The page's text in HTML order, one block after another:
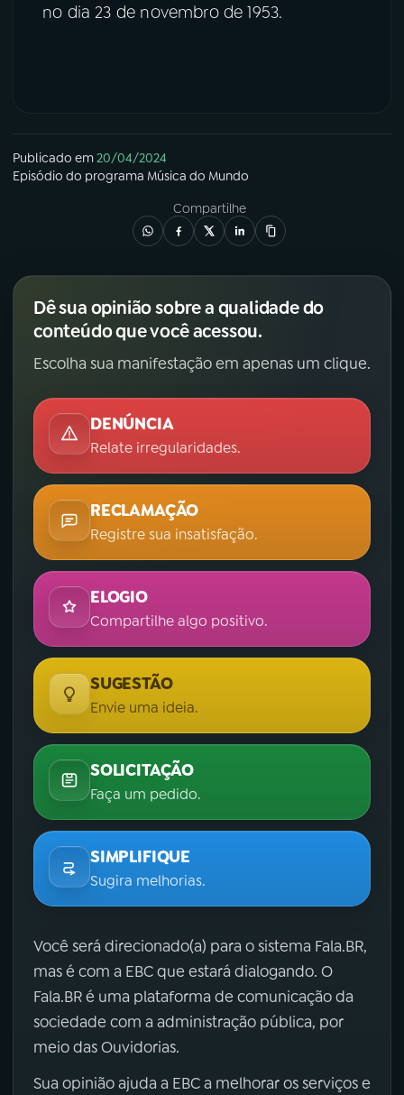
no dia 23 de novembro de 1953.
Publicado em20/04/2024
Episódio do programa Música do Mundo
Compartilhe
Dê sua opinião sobre a qualidade do
conteúdo que você acessou.
Escolha sua manifestação em apenas um clique.
DENÚNCIA
Relate irregularidades.
RECLAMAÇÃO
Registre sua insatisfação.
ELOGIO
Compartilhe algo positivo.
SUGESTÃO
Envie uma ideia.
SOLICITAÇÃO
Faça um pedido.
SIMPLIFIQUE
Sugira melhorias.
Você será direcionado(a) para o sistema Fala.BR,
mas é com a EBC que estará dialogando. O
Fala.BR é uma plataforma de comunicação da
sociedade com a administração pública, por
meio das Ouvidorias.
Sua opinião ajuda a EBC a melhorar os serviços e